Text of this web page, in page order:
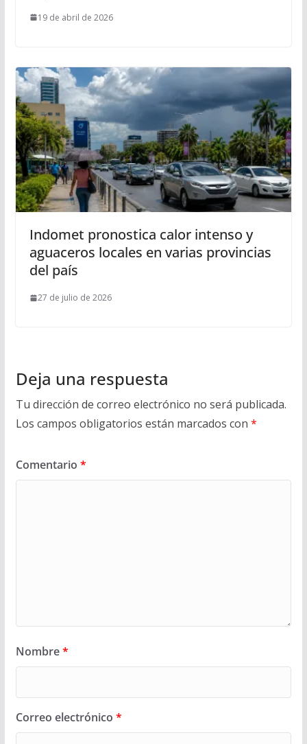
19 de abril de 2026
Indomet pronostica calor intenso y
aguaceros locales en varias provincias
del país
27 de julio de 2026
Deja una respuesta
Tu dirección de correo electrónico no será publicada.
Los campos obligatorios están marcados con *
Comentario *
Nombre*
Correo electrónico *